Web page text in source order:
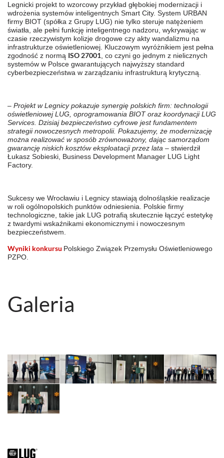
Legnicki projekt to wzorcowy przykład głębokiej modernizacji i
wdrożenia systemów inteligentnych Smart City. System URBAN
firmy BIOT (spółka z Grupy LUG) nie tylko steruje natężeniem
światła, ale pełni funkcję inteligentnego nadzoru, wykrywając w
czasie rzeczywistym kolizje drogowe czy akty wandalizmu na
infrastrukturze oświetleniowej. Kluczowym wyróżnikiem jest pełna
zgodność z normą ISO 27001 , co czyni go jednym z nielicznych
systemów w Polsce gwarantujących najwyższy standard
cyberbezpieczeństwa w zarządzaniu infrastrukturą krytyczną.
– Projekt w Legnicy pokazuje synergię polskich firm: technologii
oświetleniowej LUG, oprogramowania BIOT oraz koordynacji LUG
Services. Dzisiaj bezpieczeństwo cyfrowe jest fundamentem
strategii nowoczesnych metropolii. Pokazujemy, że modernizację
można realizować w sposób zrównoważony, dając samorządom
gwarancję niskich kosztów eksploatacji przez lata – stwierdził
Łukasz Sobieski, Business Development Manager LUG Light
Factory.
Sukcesy we Wrocławiu i Legnicy stawiają dolnośląskie realizacje
w roli ogólnopolskich punktów odniesienia. Polskie firmy
technologiczne, takie jak LUG potrafią skutecznie łączyć estetykę
z twardymi wskaźnikami ekonomicznymi i nowoczesnym
bezpieczeństwem.
Wyniki konkursu Polskiego Związek Przemysłu Oświetleniowego
PZPO.
Galeria